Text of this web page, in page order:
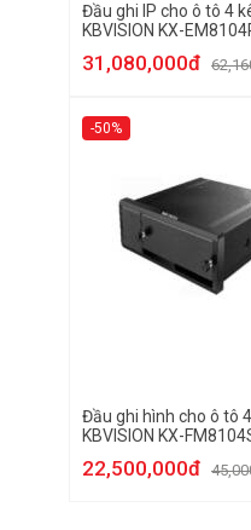
Đầu ghi IP cho ô tô 4
KBVISION KX-
31,080,000đ
-50%
Đầu ghi hình cho ô tô
KBVISION KX-
22,500,000đ